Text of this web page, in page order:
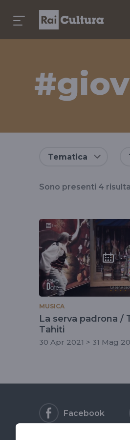
tag
Tematica
Sono presenti 4
MUSICA
La serva padrona /
Tahiti
30 Apr 2021 > 31 Mag
Facebook